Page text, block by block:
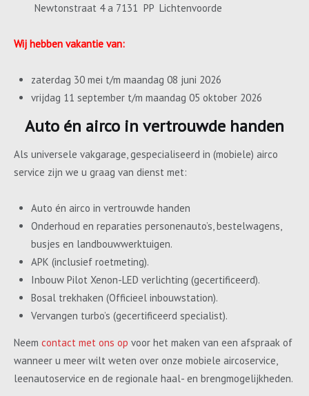
Newtonstraat 4 a 7131 PP Lichtenvoorde
Wij hebben vakantie van:
zaterdag 30 mei t/m maandag 08 juni 2026
vrijdag 11 september t/m maandag 05 oktober 2026
Auto én airco in vertrouwde handen
Als universele vakgarage, gespecialiseerd in (mobiele) airco
service zijn we u graag van dienst met:
Auto én airco in vertrouwde handen
Onderhoud en reparaties personenauto’s, bestelwagens,
busjes en landbouwwerktuigen.
APK (inclusief roetmeting).
Inbouw Pilot Xenon-LED verlichting (gecertificeerd).
Bosal trekhaken (Officieel inbouwstation).
Vervangen turbo’s (gecertificeerd specialist).
Neem contact met ons op voor het maken van een afspraak of
wanneer u meer wilt weten over onze mobiele aircoservice,
leenautoservice en de regionale haal- en brengmogelijkheden.